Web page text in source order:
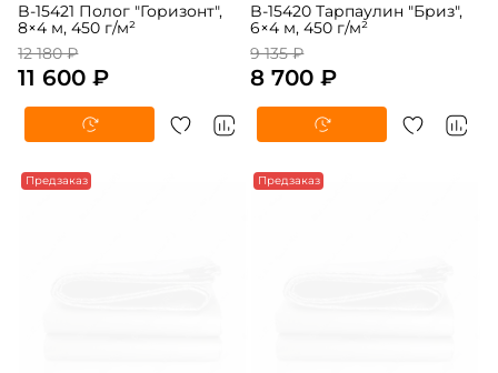
B-15421 Полог "Горизонт",
8×4 м, 450 г/м²
12 180 ₽
11 600 ₽
B-15420 Тарпаулин "Бриз",
6×4 м, 450 г/м²
9 135 ₽
8 700 ₽
Предзаказ Предзаказ